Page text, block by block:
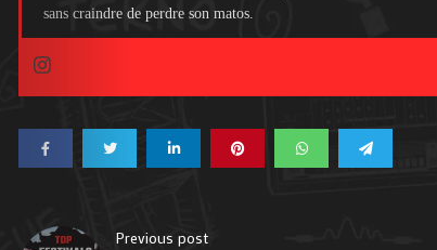
sans craindre de perdre son matos.
Previous post